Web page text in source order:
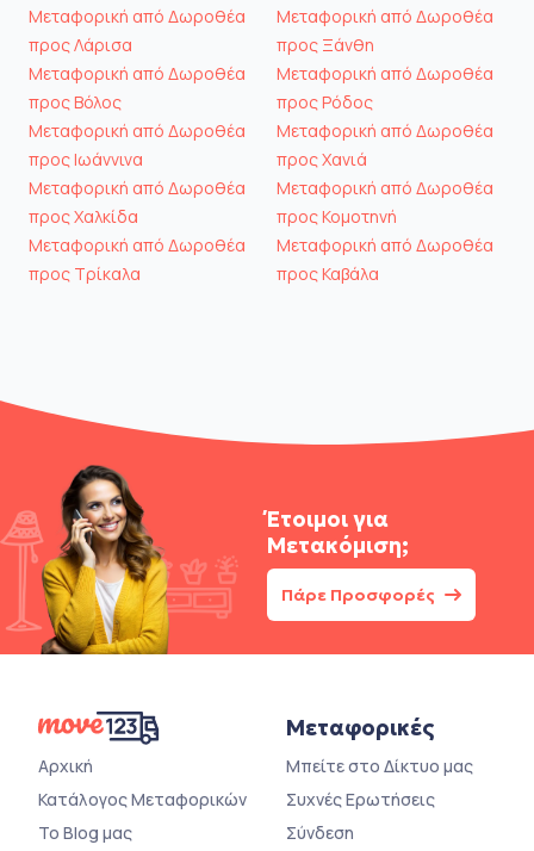
Μεταφορική από Δωροθέα
προς Λάρισα
Μεταφορική από Δωροθέα
προς Βόλος
Μεταφορική από Δωροθέα
προς Ιωάννινα
Μεταφορική από Δωροθέα
προς Χαλκίδα
Μεταφορική από Δωροθέα
προς Τρίκαλα
Μεταφορική από Δωροθέα
προς Ξάνθη
Μεταφορική από Δωροθέα
προς Ρόδος
Μεταφορική από Δωροθέα
προς Χανιά
Μεταφορική από Δωροθέα
προς Κομοτηνή
Μεταφορική από Δωροθέα
προς Καβάλα
Έτοιμοι για
Μετακόμιση;
Πάρε Προσφορές
Αρχική
Κατάλογος Μεταφορικών
Το Blog μας
Μεταφορικές
Μπείτε στο Δίκτυο μας
Συχνές Ερωτήσεις
Σύνδεση